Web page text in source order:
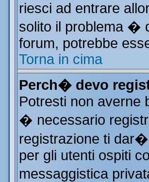
riesci ad entrare
solito il problema �
forum, potrebbe
Torna in cima
Perch� devo
Potresti non averne
� necessario
registrazione ti
per gli utenti ospiti
messaggistica